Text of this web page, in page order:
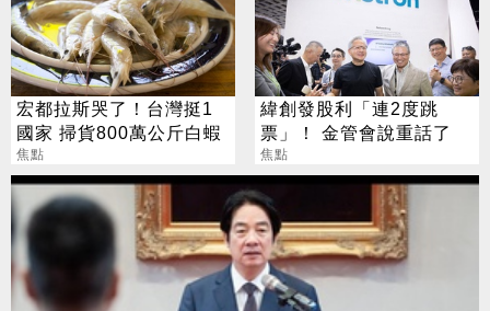
宏都拉斯哭了！台灣挺1
國家 掃貨800萬公斤白蝦
焦點
緯創發股利「連2度跳
票」！ 金管會說重話了
焦點